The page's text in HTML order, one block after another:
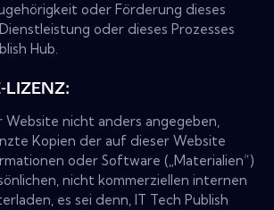
oder Förderung dieses
oder dieses Prozesses
Hub.
LIZENZ:
Website nicht anders angegeben,
Kopien der auf dieser Website
oder Software („Materialien“)
nicht kommerziellen internen
es sei denn, IT Tech Publish